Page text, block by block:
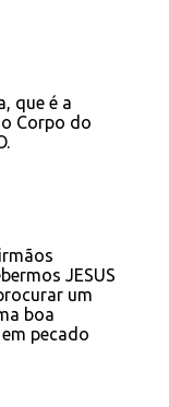
que é a
Corpo do
JESUS
um
boa
pecado